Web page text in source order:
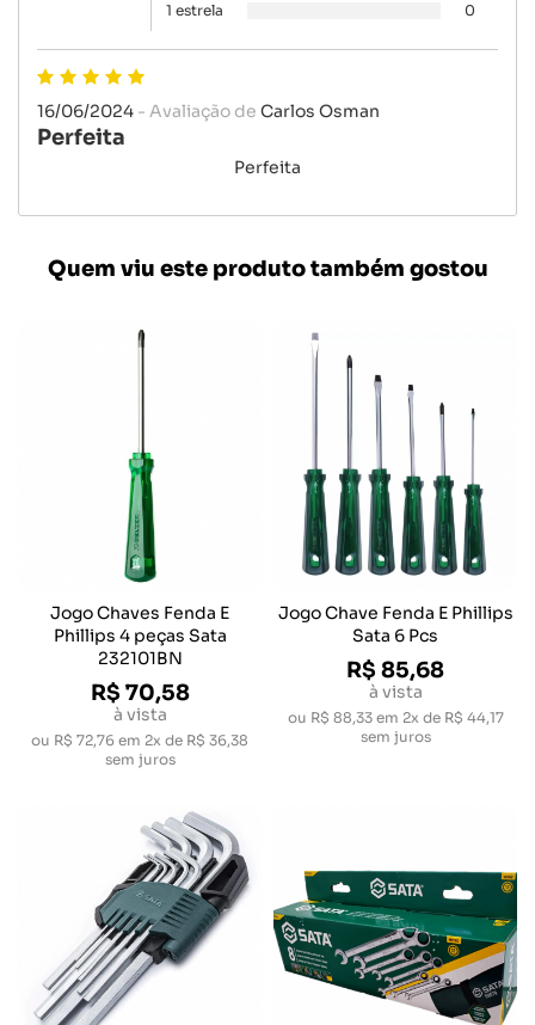
1 estrela
0
16/06/2024 - Avaliação de Carlos Osman
Perfeita
Perfeita
Quem viu este produto também gostou
Jogo Chaves Fenda E
Phillips 4 peças Sata
232101BN
R$ 70,58
à vista
ou R$ 72,76 em 2x de R$ 36,38
sem juros
Jogo Chave Fenda E Phillips
Sata 6 Pcs
R$ 85,68
à vista
ou R$ 88,33em 2x de R$ 44,17
sem juros